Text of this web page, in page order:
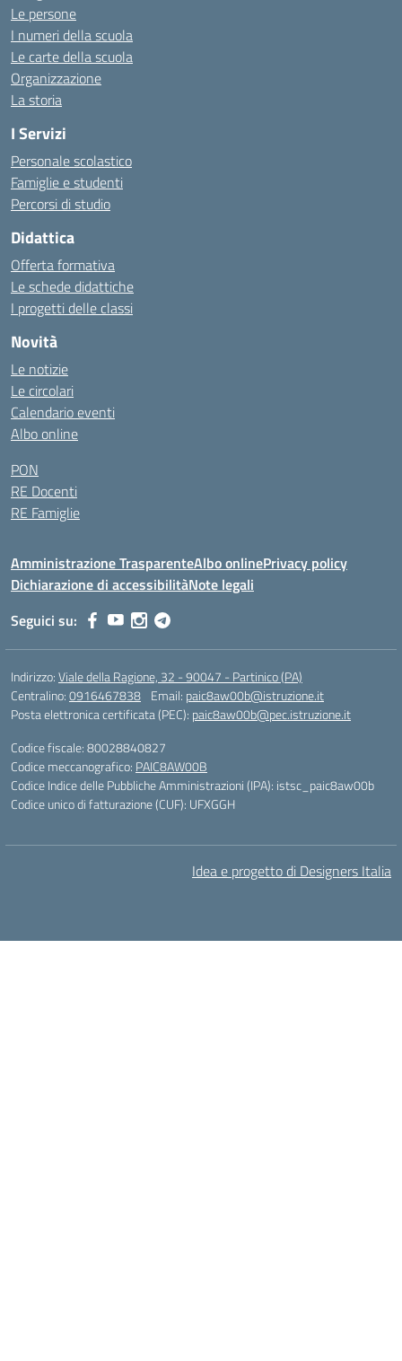
Le persone
I numeri della scuola
Le carte della scuola
Organizzazione
La storia
I Servizi
Personale scolastico
Famiglie e studenti
Percorsi di studio
Didattica
Offerta formativa
Le schede didattiche
I progetti delle classi
Novità
Le notizie
Le circolari
Calendario eventi
Albo online
PON
RE Docenti
RE Famiglie
Amministrazione TrasparenteAlbo onlinePrivacy policy
Dichiarazione di accessibilitàNote legali
Seguici su:
Indirizzo:Viale della Ragione, 32 - 90047 - Partinico (PA)
Centralino:0916467838 Email: paic8aw00b@istruzione.it
Posta elettronica certificata (PEC): paic8aw00b@pec.istruzione.it
Codice fiscale: 80028840827
Codice meccanografico: PAIC8AW00B
Codice Indice delle Pubbliche Amministrazioni (IPA): istsc_paic8aw00b
Codice unico di fatturazione (CUF): UFXGGH
Idea e progetto di Designers Italia